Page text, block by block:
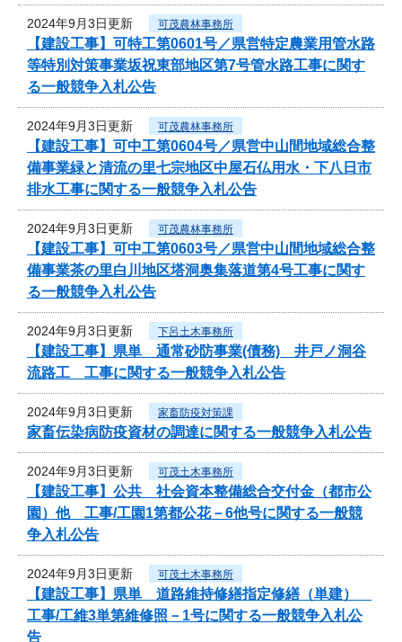
2024年9月3日更新 可茂農林事務所
【建設工事】可特工第0601号／県営特定農業用管水路
等特別対策事業坂祝東部地区第7号管水路工事に関す
る一般競争入札公告
2024年9月3日更新 可茂農林事務所
【建設工事】可中工第0604号／県営中山間地域総合整
備事業緑と清流の里七宗地区中屋石仏用水・下八日市
排水工事に関する一般競争入札公告
2024年9月3日更新 可茂農林事務所
【建設工事】可中工第0603号／県営中山間地域総合整
備事業茶の里白川地区塔洞奥集落道第4号工事に関す
る一般競争入札公告
2024年9月3日更新 下呂土木事務所
【建設工事】県単 通常砂防事業(債務) 井戸ノ洞谷
流路工 工事に関する一般競争入札公告
2024年9月3日更新 家畜防疫対策課
家畜伝染病防疫資材の調達に関する一般競争入札公告
2024年9月3日更新 可茂土木事務所
【建設工事】公共 社会資本整備総合交付金（都市公
園）他 工事/工園1第都公花－6他号に関する一般競
争入札公告
2024年9月3日更新 可茂土木事務所
【建設工事】県単 道路維持修繕指定修繕（単建）
工事/工維3単第維修照－1号に関する一般競争入札公
告